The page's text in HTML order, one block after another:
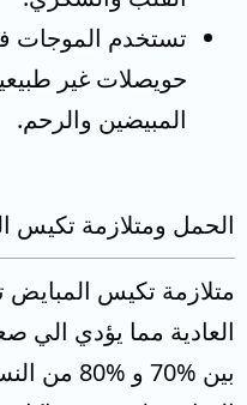
تستخدم الموجات
حويصلات غير
المبيضين والرحم.
الحمل ومتلازمة تكيس
متلازمة تكيس المبايض
العادية مما يؤدي الي
بين %70